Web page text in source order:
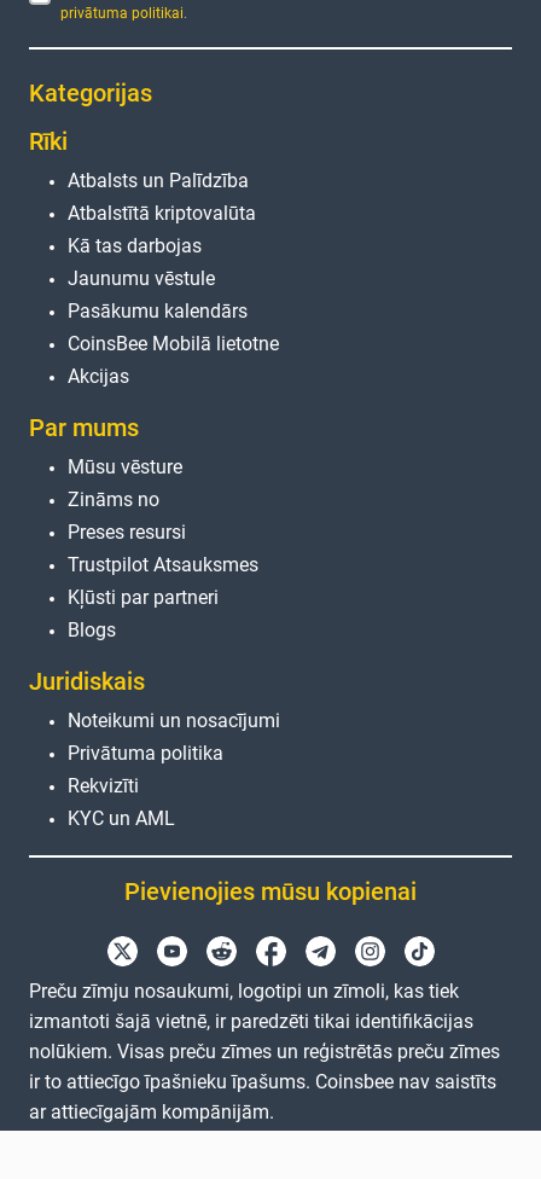
privātuma politikai.
Kategorijas
Rīki
Atbalsts un Palīdzība
Atbalstītā kriptovalūta
Kā tas darbojas
Jaunumu vēstule
Pasākumu kalendārs
CoinsBee Mobilā lietotne
Akcijas
Par mums
Mūsu vēsture
Zināms no
Preses resursi
Trustpilot Atsauksmes
Kļūsti par partneri
Blogs
Juridiskais
Noteikumi un nosacījumi
Privātuma politika
Rekvizīti
KYC un AML
Pievienojies mūsu kopienai
Preču zīmju nosaukumi, logotipi un zīmoli, kas tiek
izmantoti šajā vietnē, ir paredzēti tikai identifikācijas
nolūkiem. Visas preču zīmes un reģistrētās preču zīmes
ir to attiecīgo īpašnieku īpašums. Coinsbee nav saistīts
ar attiecīgajām kompānijām.